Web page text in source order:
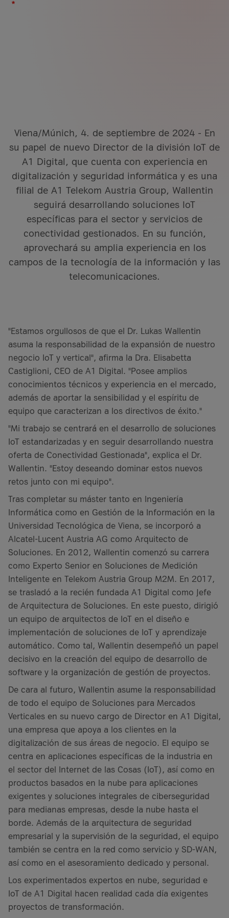
Análisis avanzados
Smart Country Convention Berlin 2026
it-sa 2026
Más eventos
Grupo Geiger y A1 Digital
Más casos de éxito
Casos de éxito
Dental Bauer
Mejor rendimiento, mayor transparencia,
menores costes
Más estudios de caso
¿Qué es Firewall as a Service?
Más artículos de Recursos
servicio
Soluciones de ciberdefensa
it-sa 2026
Más información
Banco VKB
VKB Bank y A1 Digital
Más casos prácticos
Recursos
Trabaja en A1 Digital
Viena/Múnich, 4. de septiembre de 2024 - En
su papel de nuevo Director de la división IoT de
A1 Digital, que cuenta con experiencia en
digitalización y seguridad informática y es una
filial de A1 Telekom Austria Group, Wallentin
seguirá desarrollando soluciones IoT
específicas para el sector y servicios de
conectividad gestionados. En su función,
aprovechará su amplia experiencia en los
campos de la tecnología de la información y las
telecomunicaciones.
"Estamos orgullosos de que el Dr. Lukas Wallentin
asuma la responsabilidad de la expansión de nuestro
negocio IoT y vertical", afirma la Dra. Elisabetta
Castiglioni, CEO de A1 Digital. "Posee amplios
conocimientos técnicos y experiencia en el mercado,
además de aportar la sensibilidad y el espíritu de
equipo que caracterizan a los directivos de éxito."
"Mi trabajo se centrará en el desarrollo de soluciones
IoT estandarizadas y en seguir desarrollando nuestra
oferta de Conectividad Gestionada", explica el Dr.
Wallentin. "Estoy deseando dominar estos nuevos
retos junto con mi equipo".
Tras completar su máster tanto en Ingeniería
Informática como en Gestión de la Información en la
Universidad Tecnológica de Viena, se incorporó a
Alcatel-Lucent Austria AG como Arquitecto de
Soluciones. En 2012, Wallentin comenzó su carrera
como Experto Senior en Soluciones de Medición
Inteligente en Telekom Austria Group M2M. En 2017,
se trasladó a la recién fundada A1 Digital como Jefe
de Arquitectura de Soluciones. En este puesto, dirigió
un equipo de arquitectos de IoT en el diseño e
implementación de soluciones de IoT y aprendizaje
automático. Como tal, Wallentin desempeñó un papel
decisivo en la creación del equipo de desarrollo de
software y la organización de gestión de proyectos.
De cara al futuro, Wallentin asume la responsabilidad
de todo el equipo de Soluciones para Mercados
Verticales en su nuevo cargo de Director en A1 Digital,
una empresa que apoya a los clientes en la
digitalización de sus áreas de negocio. El equipo se
centra en aplicaciones específicas de la industria en
el sector del Internet de las Cosas (IoT), así como en
productos basados en la nube para aplicaciones
exigentes y soluciones integrales de ciberseguridad
para medianas empresas, desde la nube hasta el
borde. Además de la arquitectura de seguridad
empresarial y la supervisión de la seguridad, el equipo
también se centra en la red como servicio y SD-WAN,
así como en el asesoramiento dedicado y personal.
Los experimentados expertos en nube, seguridad e
IoT de A1 Digital hacen realidad cada día exigentes
proyectos de transformación.